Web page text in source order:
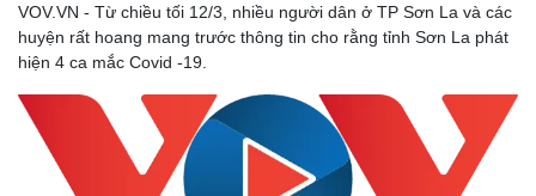
Thông tin doanh nghiệp
Doanh nghiệp 24h
Doanh nhân
Vì cộng đồng
Sành điệu
Tin Công nghệ
Chuyển đổi số
VOV.VN - Từ chiều tối 12/3, nhiều người dân ở TP Sơn La và các
huyện rất hoang mang trước thông tin cho rằng tỉnh Sơn La phát
hiện 4 ca mắc Covid -19.